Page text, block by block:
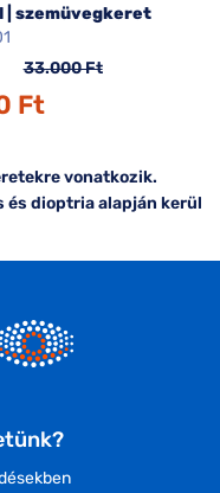
| szemüvegkeret
Ft
33.000 Ft
vonatkozik.
és dioptria alapján kerül